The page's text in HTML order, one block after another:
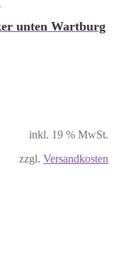
unten Wartburg
inkl. 19 % MwSt.
zzgl. Versandkosten